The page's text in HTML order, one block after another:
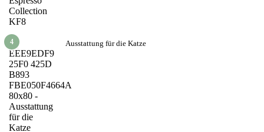
4 Ausstattung für die Katze